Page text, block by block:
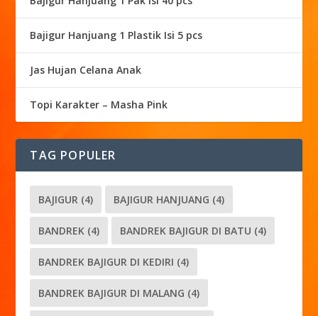
Bajigur Hanjuang 1 Plastik Isi 5 pcs
Jas Hujan Celana Anak
Topi Karakter – Masha Pink
TAG POPULER
BAJIGUR (4) BAJIGUR HANJUANG (4)
BANDREK (4) BANDREK BAJIGUR DI BATU (4)
BANDREK BAJIGUR DI KEDIRI (4)
BANDREK BAJIGUR DI MALANG (4)